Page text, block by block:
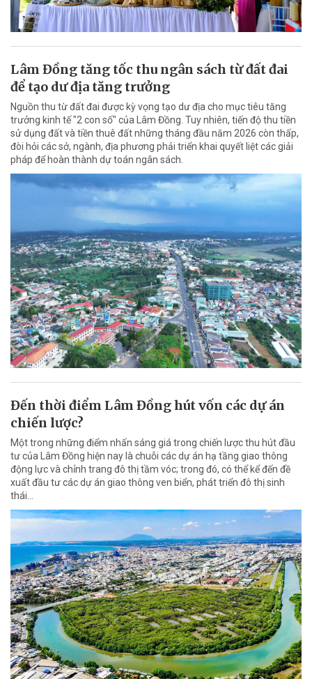
Lâm Đồng tăng tốc thu ngân sách từ đất đai
để tạo dư địa tăng trưởng
Nguồn thu từ đất đai được kỳ vọng tạo dư địa cho mục tiêu tăng
trưởng kinh tế "2 con số" của Lâm Đồng. Tuy nhiên, tiến độ thu tiền
sử dụng đất và tiền thuê đất những tháng đầu năm 2026 còn thấp,
đòi hỏi các sở, ngành, địa phương phải triển khai quyết liệt các giải
pháp để hoàn thành dự toán ngân sách.
Đến thời điểm Lâm Đồng hút vốn các dự án
chiến lược?
Một trong những điểm nhấn sáng giá trong chiến lược thu hút đầu
tư của Lâm Đồng hiện nay là chuỗi các dự án hạ tầng giao thông
động lực và chỉnh trang đô thị tầm vóc; trong đó, có thể kể đến đề
xuất đầu tư các dự án giao thông ven biển, phát triển đô thị sinh
thái…